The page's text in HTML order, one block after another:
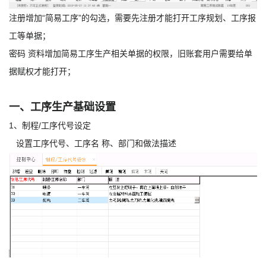
注册增加“简易工序”的勾选，需要先注册才能打开工序规划、工序报
工等单据；
密码 资料增加简易工序生产相关单据的权限，旧账套用户需要给单
据赋权才能打开；
一、工序生产基础设置
1、制程/工序代号设定
设置工序代号、工序名 称、部门和做法描述